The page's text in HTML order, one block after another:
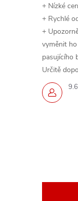
+ Nízké
+ Rychlé
+
vyměnit
pasujícího
Určitě